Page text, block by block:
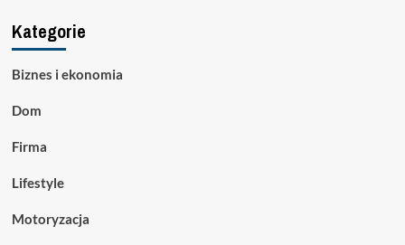
Kategorie
Biznes i ekonomia
Dom
Firma
Lifestyle
Motoryzacja